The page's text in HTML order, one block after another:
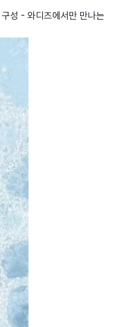
성 - 와디즈에서만 만나는